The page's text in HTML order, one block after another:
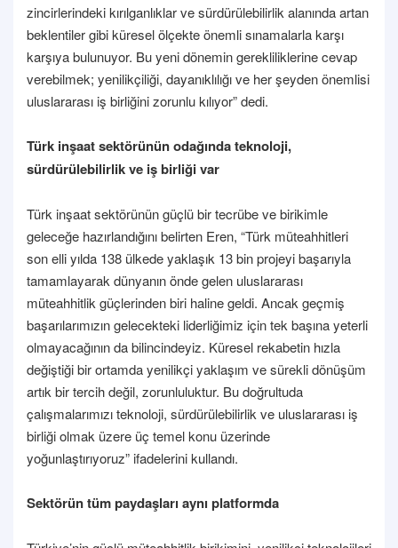
zincirlerindeki kırılganlıklar ve sürdürülebilirlik alanında artan
beklentiler gibi küresel ölçekte önemli sınamalarla karşı
karşıya bulunuyor. Bu yeni dönemin gerekliliklerine cevap
verebilmek; yenilikçiliği, dayanıklılığı ve her şeyden önemlisi
uluslararası iş birliğini zorunlu kılıyor” dedi.
Türk inşaat sektörünün odağında teknoloji,
sürdürülebilirlik ve iş birliği var
Türk inşaat sektörünün güçlü bir tecrübe ve birikimle
geleceğe hazırlandığını belirten Eren, “Türk müteahhitleri
son elli yılda 138 ülkede yaklaşık 13 bin projeyi başarıyla
tamamlayarak dünyanın önde gelen uluslararası
müteahhitlik güçlerinden biri haline geldi. Ancak geçmiş
başarılarımızın gelecekteki liderliğimiz için tek başına yeterli
olmayacağının da bilincindeyiz. Küresel rekabetin hızla
değiştiği bir ortamda yenilikçi yaklaşım ve sürekli dönüşüm
artık bir tercih değil, zorunluluktur. Bu doğrultuda
çalışmalarımızı teknoloji, sürdürülebilirlik ve uluslararası iş
birliği olmak üzere üç temel konu üzerinde
yoğunlaştırıyoruz” ifadelerini kullandı.
Sektörün tüm paydaşları aynı platformda